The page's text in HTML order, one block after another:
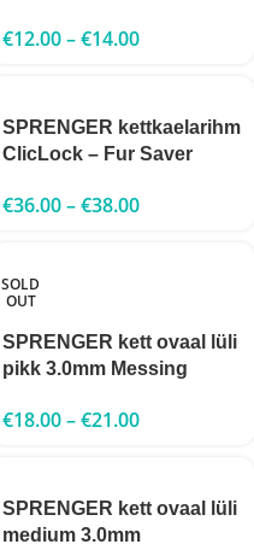
€12.00–€14.00
SPRENGER kettkaelarihm
ClicLock – Fur Saver
€36.00–€38.00
SOLD
OUT
SPRENGER kett ovaal lüli
pikk 3.0mm Messing
€18.00–€21.00
SPRENGER kett ovaal lüli
medium 3.0mm